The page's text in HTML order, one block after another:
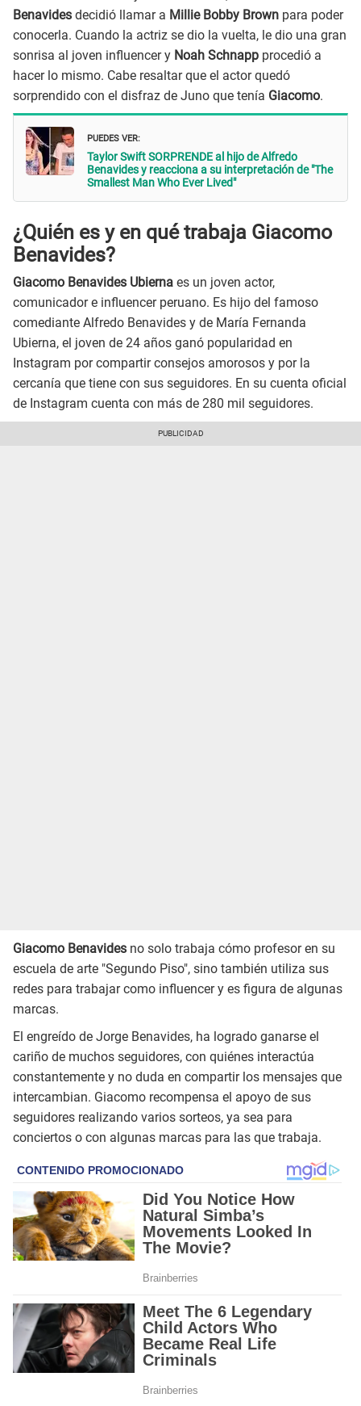
Benavides decidió llamar a Millie Bobby Brown para poder
conocerla. Cuando la actriz se dio la vuelta, le dio una gran
sonrisa al joven influencer y Noah Schnapp procedió a
hacer lo mismo. Cabe resaltar que el actor quedó
sorprendido con el disfraz de Juno que tenía Giacomo.
PUEDES VER:
Taylor Swift SORPRENDE al hijo de Alfredo
Benavides y reacciona a su interpretación de "The
Smallest Man Who Ever Lived"
¿Quién es y en qué trabaja Giacomo
Benavides?
Giacomo Benavides Ubierna es un joven actor,
comunicador e influencer peruano. Es hijo del famoso
comediante Alfredo Benavides y de María Fernanda
Ubierna, el joven de 24 años ganó popularidad en
Instagram por compartir consejos amorosos y por la
cercanía que tiene con sus seguidores. En su cuenta oficial
de Instagram cuenta con más de 280 mil seguidores.
Giacomo Benavides no solo trabaja cómo profesor en su
escuela de arte "Segundo Piso", sino también utiliza sus
redes para trabajar como influencer y es figura de algunas
marcas.
El engreído de Jorge Benavides, ha logrado ganarse el
cariño de muchos seguidores, con quiénes interactúa
constantemente y no duda en compartir los mensajes que
intercambian. Giacomo recompensa el apoyo de sus
seguidores realizando varios sorteos, ya sea para
conciertos o con algunas marcas para las que trabaja.